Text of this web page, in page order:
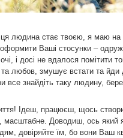
людина стає твоєю, я маю на
Ваші стосунки –
і досі не вдалося помітити
любов, змушує встати та йди
все знайдіть таку людину,
Ідеш, працюєш, щось
масштабне. Доводиш, ось який
довіряйте їм, бо вони Ваш